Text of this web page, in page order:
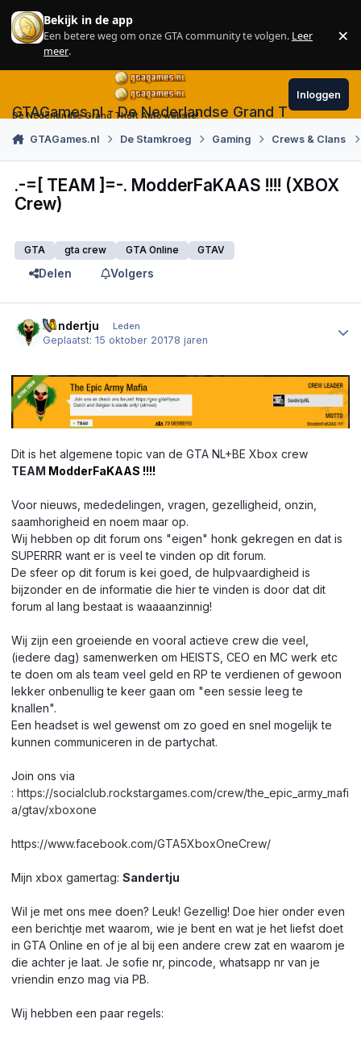
Skip to content
Bekijk in de app
Een betere weg om onze GTA community te volgen. Leer
meer.
×
GTAGames.nl - De Nederlandse Grand Theft Auto
De Nederlandse Grand Theft Auto website!
Inloggen
GTAGames.nl De Stamkroeg Gaming Crews & Clans
.-=[ TEAM ]=-. ModderFaKAAS !!!! (XBOX
Crew)
GTA gta crew GTA Online GTAV
Delen Volgers
Sandertju Leden
Geplaatst:15 oktober 20178 jaren
Dit is het algemene topic van de GTA NL+BE Xbox crew
TEAM ModderFaKAAS !!!!
Voor nieuws, mededelingen, vragen, gezelligheid, onzin,
saamhorigheid en noem maar op.
Wij hebben op dit forum ons "eigen" honk gekregen en dat is
SUPERRR want er is veel te vinden op dit forum.
De sfeer op dit forum is kei goed, de hulpvaardigheid is
bijzonder en de informatie die hier te vinden is door dat dit
forum al lang bestaat is waaaanzinnig!
Wij zijn een groeiende en vooral actieve crew die veel,
(iedere dag) samenwerken om HEISTS, CEO en MC werk etc
te doen om als team veel geld en RP te verdienen of gewoon
lekker onbenullig te keer gaan om "een sessie leeg te
knallen".
Een headset is wel gewenst om zo goed en snel mogelijk te
kunnen communiceren in de partychat.
Join ons via
: https://socialclub.rockstargames.com/crew/the_epic_army_mafi
a/gtav/xboxone
https://www.facebook.com/GTA5XboxOneCrew/
Mijn xbox gamertag: Sandertju
Wil je met ons mee doen? Leuk! Gezellig! Doe hier onder even
een berichtje met waarom, wie je bent en wat je het liefst doet
in GTA Online en of je al bij een andere crew zat en waarom je
die achter je laat. Je sofie nr, pincode, whatsapp nr van je
vriendin enzo mag via PB.
Wij hebben een paar regels: